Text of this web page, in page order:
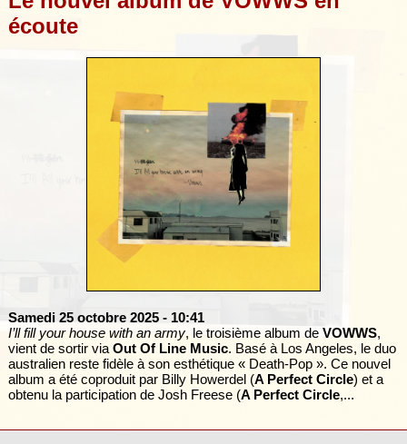
écoute
Samedi 25 octobre 2025 - 10:41
I’ll fill your house with an army, le troisième album de VOWWS,
vient de sortir via Out Of Line Music. Basé à Los Angeles, le duo
australien reste fidèle à son esthétique « Death-Pop ». Ce nouvel
album a été coproduit par Billy Howerdel (A Perfect Circle) et a
obtenu la participation de Josh Freese (A Perfect Circle,...